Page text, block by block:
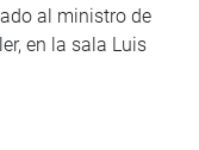
al ministro de
en la sala Luis